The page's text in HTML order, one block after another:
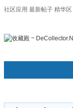
社区应用 最新帖子 精华区